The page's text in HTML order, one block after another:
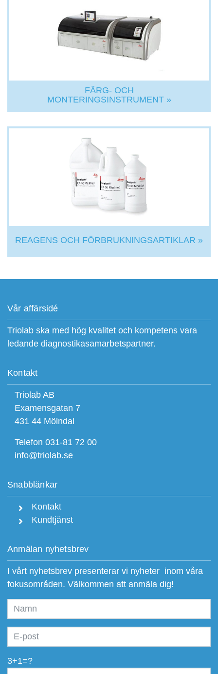
FÄRG- OCH
MONTERINGSINSTRUMENT »
REAGENS OCH FÖRBRUKNINGSARTIKLAR »
Vår affärsidé
Triolab ska med hög kvalitet och kompetens vara
ledande diagnostikasamarbetspartner.
Kontakt
Triolab AB
Examensgatan 7
431 44 Mölndal
Telefon 031-81 72 00
info@triolab.se
Snabblänkar
Kontakt
Kundtjänst
Anmälan nyhetsbrev
I vårt nyhetsbrev presenterar vi nyheter inom våra
fokusområden. Välkommen att anmäla dig!
3+1=?